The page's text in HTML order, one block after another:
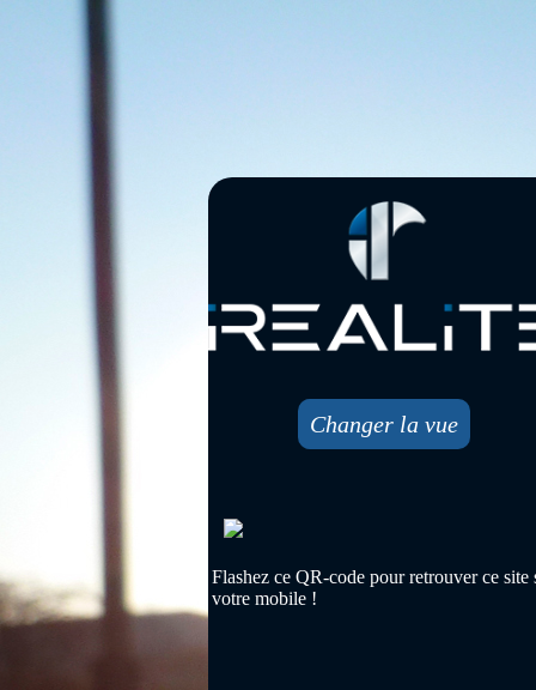
Changer la vue
Flashez ce QR-code pour retrouver ce site
votre mobile !